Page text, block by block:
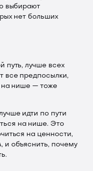
выбирают
нет больших
путь, лучше всех
все предпосылки,
на нише — тоже
идти по пути
на нише. Это
на ценности,
объяснить, почему